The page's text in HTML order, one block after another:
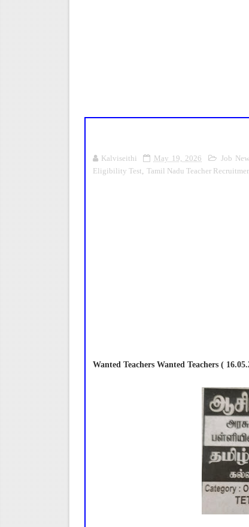
Census 2027:
TN Teachers Leave
Kalviseithi May 19, 2026 Job
Eligibility Test, Tamil Nadu Teacher
Wanted Teachers Wanted Teachers (